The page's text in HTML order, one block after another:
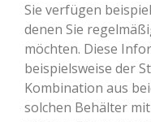
Sie verfügen
denen Sie
möchten. Diese
beispielsweise der
Kombination aus
solchen Behälter